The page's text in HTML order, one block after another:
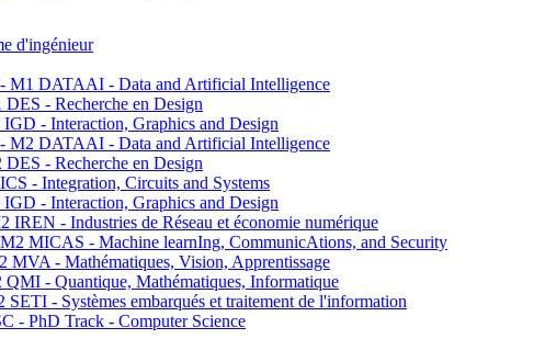
d'ingénieur
DATAAI - Data and Artificial Intelligence
- Recherche en Design
- Interaction, Graphics and Design
DATAAI - Data and Artificial Intelligence
- Recherche en Design
- Integration, Circuits and Systems
- Interaction, Graphics and Design
IREN - Industries de Réseau et économie numérique
MICAS - Machine learnIng, CommunicAtions, and Security
- Mathématiques, Vision, Apprentissage
- Quantique, Mathématiques, Informatique
- Systèmes embarqués et traitement de l'information
- PhD Track - Computer Science